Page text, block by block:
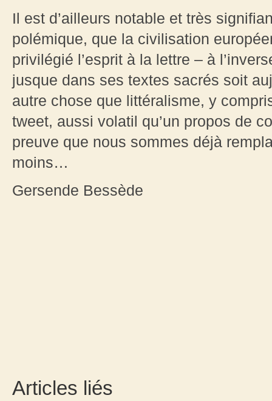
Il est d’ailleurs notable et très
polémique, que la civilisation
privilégié l’esprit à la lettre – à
jusque dans ses textes sacrés soit
autre chose que littéralisme, y
tweet, aussi volatil qu’un propos de
preuve que nous sommes déjà
moins…
Gersende Bessède
Articles liés